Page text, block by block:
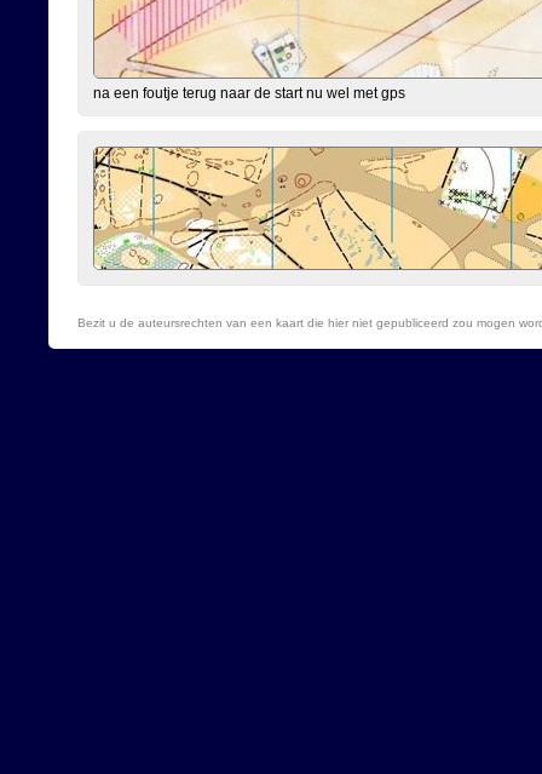
na een foutje terug naar de start nu wel met gps
Bezit u de auteursrechten van een kaart die hier niet gepubliceerd zou mogen